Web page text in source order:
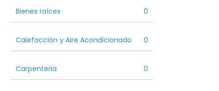
Bienes raíces 0
Calefacción y Aire Acondicionado 0
Carpenteria 0